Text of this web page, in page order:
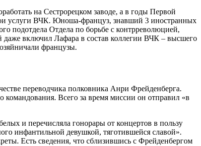
на Сестрорецком заводе, а в годы Первой
услуги ВЧК. Юноша-француз, знавший 3 иностранных
подотдела Отдела по борьбе с контрреволюцией,
даже включил Лафара в состав коллегии ВЧК – высшего
французы.
переводчика полковника Анри Фрейденберга.
командования. Всего за время миссии он отправил «в
и перечисляла гонорары от концертов в пользу
инфантильной девушкой, тяготившейся славой».
Есть сведения, что сблизившись с Фрейденбергом